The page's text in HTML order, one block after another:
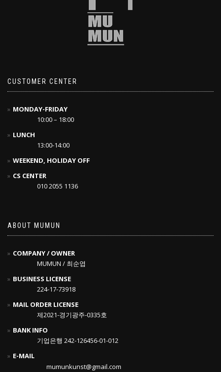
CUSTOMER CENTER
MONDAY-FRIDAY
10:00 – 18:00
LUNCH
13:00-14:00
WEEKEND, HOLIDAY OFF
CS CENTER
010 2055 1136
ABOUT MUMUN
COMPANY / OWNER
MUMUN / 최순엽
BUSINESS LICENSE
224-17-73918
MAIL ORDER LICENSE
제2021-경기광주-0335호
BANK INFO
기업은행 242-126456-01-012
E-MAIL
mumunkunst@gmail.com